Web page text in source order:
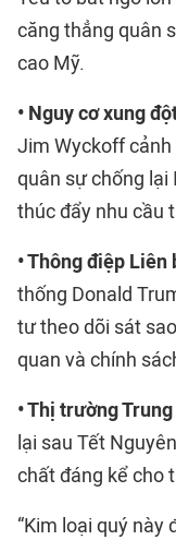
căng thẳng quân
cao Mỹ.
• Nguy cơ xung
Jim Wyckoff cảnh
quân sự chống lại
thúc đẩy nhu cầu
• Thông điệp Liên
thống Donald
tư theo dõi sát
quan và chính
• Thị trường
lại sau Tết
chất đáng kể cho
“Kim loại quý này